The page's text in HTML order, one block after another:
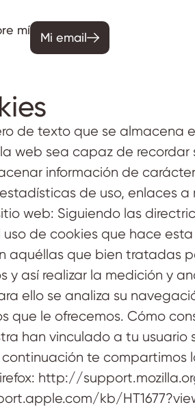
mí
Mi email
de texto que se almacena
web sea capaz de
información de
de uso, enlaces
web: Siguiendo las
de cookies que hace
aquéllas que bien tratadas
y así realizar la medición y
ello se analiza su
que le ofrecemos. Cómo
han vinculado a tu
te compartimos
http://
kb/